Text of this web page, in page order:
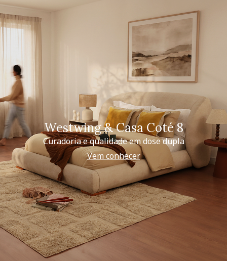
Westwing & Casa Coté 8
Curadoria e qualidade em dose dupla
Vem conhecer